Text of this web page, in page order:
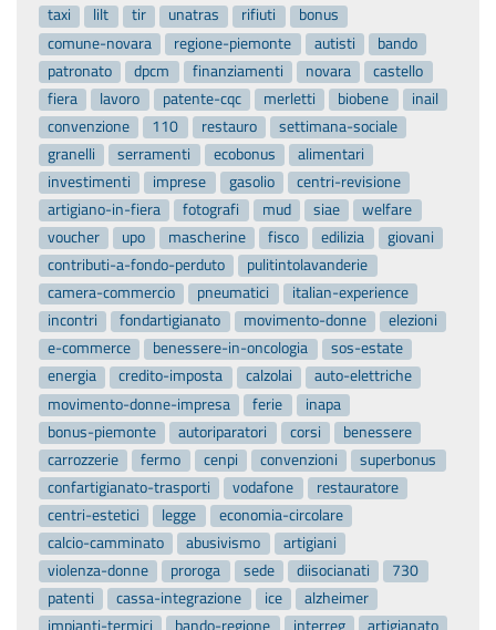
taxi
lilt tir unatras rifiuti
bonus
comune-novara
regione-piemonte autisti
bando
patronato
dpcm finanziamenti novara
castello
fiera
lavoro patente-cqc merletti biobene
inail
convenzione
110 restauro
settimana-sociale
granelli
serramenti ecobonus
alimentari
investimenti
imprese gasolio
centri-revisione
artigiano-in-fiera
fotografi mud siae
welfare
voucher
upo mascherine fisco edilizia
giovani
contributi-a-fondo-perduto
pulitintolavanderie
camera-commercio
pneumatici
italian-experience
incontri
fondartigianato movimento-donne
elezioni
e-commerce
benessere-in-oncologia
sos-estate
energia
credito-imposta calzolai
auto-elettriche
movimento-donne-impresa
ferie
inapa
bonus-piemonte
autoriparatori corsi
benessere
carrozzerie
fermo cenpi convenzioni
superbonus
confartigianato-trasporti
vodafone
restauratore
centri-estetici
legge
economia-circolare
calcio-camminato
abusivismo
artigiani
violenza-donne
proroga sede diisocianati
730
patenti
cassa-integrazione ice
alzheimer